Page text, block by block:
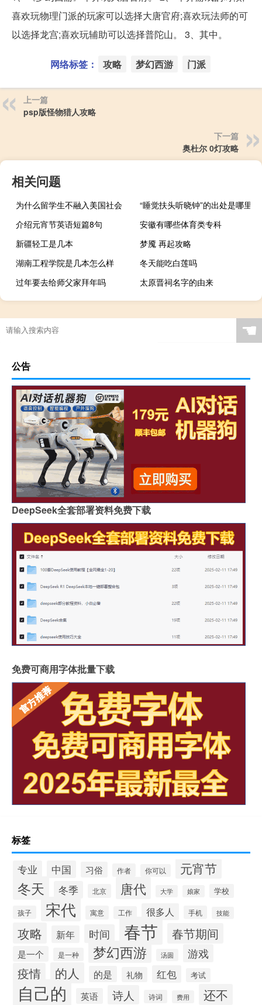
喜欢玩物理门派的玩家可以选择大唐官府;喜欢玩法师的可
以选择龙宫;喜欢玩辅助可以选择普陀山。 3、其中。
网络标签： 攻略 梦幻西游 门派
上一篇
psp版怪物猎人攻略
下一篇
奥杜尔 0灯攻略
相关问题
为什么留学生不融入美国社会
“睡觉扶头听晓钟”的出处是哪里
介绍元宵节英语短篇8句
安徽有哪些体育类专科
新疆轻工是几本
梦魇 再起攻略
湖南工程学院是几本怎么样
冬天能吃白莲吗
过年要去给师父家拜年吗
太原晋祠名字的由来
☚
公告
DeepSeek全套部署资料免费下载
免费可商用字体批量下载
标签
专业 中国 习俗 作者 你可以 元宵节
冬天 冬季 北京 唐代 大学 娘家 学校
孩子 宋代 寓意 工作 很多人 手机 技能
攻略 新年 时间 春节 春节期间
是一个 是一种 梦幻西游 汤圆 游戏
疫情 的人 的是 礼物 红包 考试
自己的 英语 诗人 诗词 费用 还不